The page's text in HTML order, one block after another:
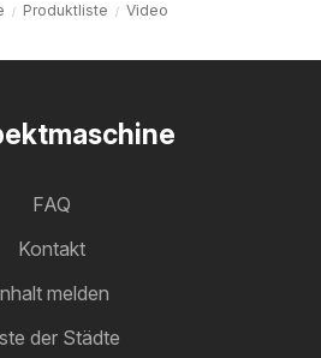
Produktliste Video
FAQ
Kontakt
melden
der Städte